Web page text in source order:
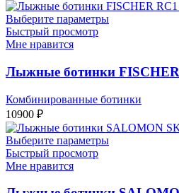
Выберите параметры
Быстрый просмотр
Мне нравится
Лыжные ботинки
Комбинированные ботинки
10900 ₽
Выберите параметры
Быстрый просмотр
Мне нравится